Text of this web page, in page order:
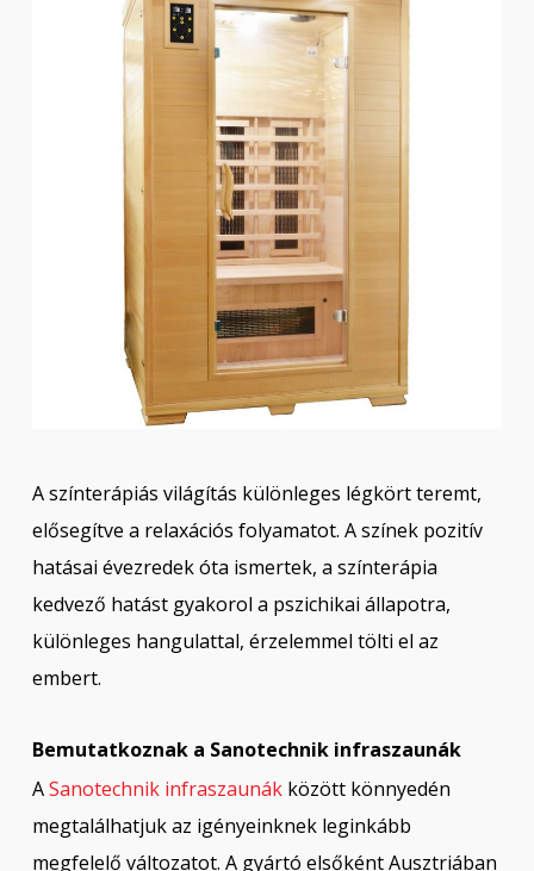
A színterápiás világítás különleges légkört teremt,
elősegítve a relaxációs folyamatot. A színek pozitív
hatásai évezredek óta ismertek, a színterápia
kedvező hatást gyakorol a pszichikai állapotra,
különleges hangulattal, érzelemmel tölti el az
embert.
Bemutatkoznak a Sanotechnik infraszaunák
ASanotechnik infraszaunákközött könnyedén
megtalálhatjuk az igényeinknek leginkább
megfelelő változatot. A gyártó elsőként Ausztriában